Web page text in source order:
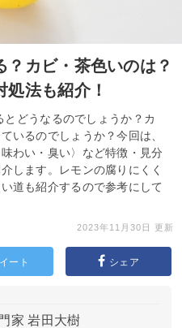
？カビ・茶色いのは？
処法も紹介！
とどうなるのでしょうか？カ
いるのでしょうか？今回は、
わい・臭い〉など特徴・見分
します。レモンの腐りにくく
道も紹介するので参考にして
2023年11月30日 更新
ート シェア
家 岩田大樹